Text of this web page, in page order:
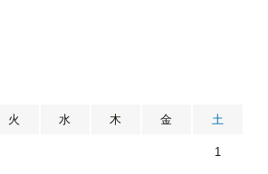
火 水 木 金 土
1